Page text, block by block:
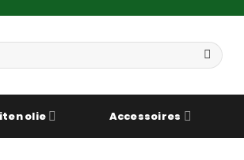
olie Accessoires